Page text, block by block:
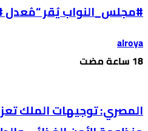
#مجلس_النواب يُقر “مُعدل
alroya
المصري: توجيهات الملك